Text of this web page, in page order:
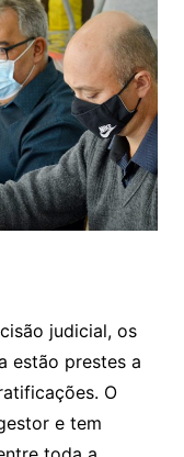
judicial, os
estão prestes a
O
e tem